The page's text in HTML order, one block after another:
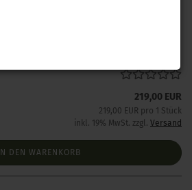
219,00 EUR
219,00 EUR pro 1 Stück
inkl. 19% MwSt. zzgl. Versand
IN DEN WARENKORB